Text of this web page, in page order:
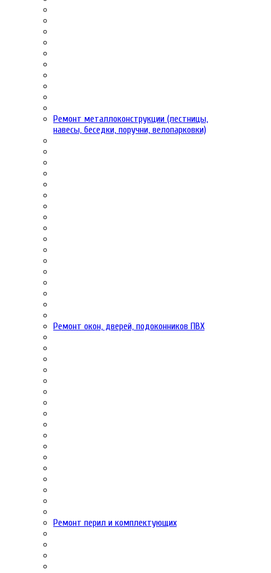
Ремонт металлоконструкции (лестницы,
навесы, беседки, поручни, велопарковки)
Ремонт окон, дверей, подоконников ПВХ
Ремонт перил и комплектующих